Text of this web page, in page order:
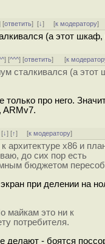
[ответить][↓] [к модератору]
(а этот шкаф,
] [^^^] [ответить] [к
сталкивался (а этот
про него.
ARMv7.
[↓] [↑] [к модератору]
x86 и
до сих пор есть
бюджетом
при делении на
майкам это ни к
потребителя.
делают - боятся